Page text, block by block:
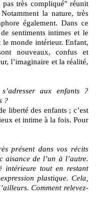
pas très compliqué" réunit
la nature, très
également. Dans ce
sentiments intimes et le
monde intérieur. Enfant,
nouveaux, confus et
l’imaginaire et la réalité,
aux enfants ?
?
liberté des enfants ; c’est
et intime à la fois. Pour
présent dans vos récits
aisance de l’un à l’autre.
intérieure tout en restant
plastique. Cela,
Comment relevez-